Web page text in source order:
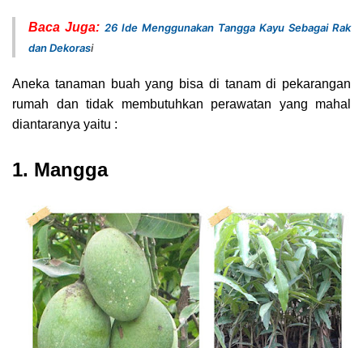
Baca Juga: 26 Ide Menggunakan Tangga Kayu Sebagai Rak
dan Dekorasi
Aneka tanaman buah yang bisa di tanam di pekarangan
rumah dan tidak membutuhkan perawatan yang mahal
diantaranya yaitu :
1. Mangga